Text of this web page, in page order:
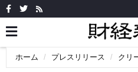
ホーム プレスリリース クリ